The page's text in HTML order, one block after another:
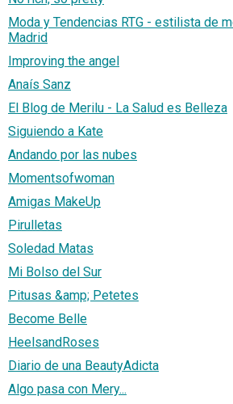
Moda y Tendencias RTG - estilista de
Madrid
Improving the angel
Anaís Sanz
El Blog de Merilu - La Salud es Belleza
Siguiendo a Kate
Andando por las nubes
Momentsofwoman
Amigas MakeUp
Pirulletas
Soledad Matas
Mi Bolso del Sur
Pitusas &amp; Petetes
Become Belle
HeelsandRoses
Diario de una BeautyAdicta
Algo pasa con Mery...